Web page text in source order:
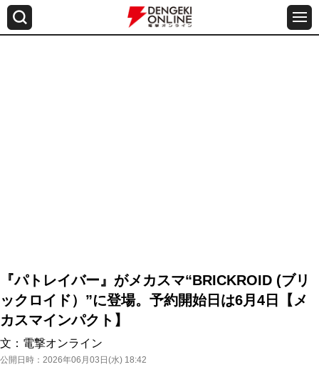
『パトレイバー』がメカスマ“BRICKROID (ブリ
ックロイド）”に登場。予約開始日は6月4日【メ
カスマインパクト】
文： 電撃オンライン
公開日時： 2026年06月03日(水) 18:42